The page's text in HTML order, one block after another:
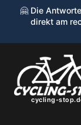
🤗 Die
direkt am
cycling-